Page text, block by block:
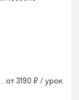
от 3190 ₽ / урок